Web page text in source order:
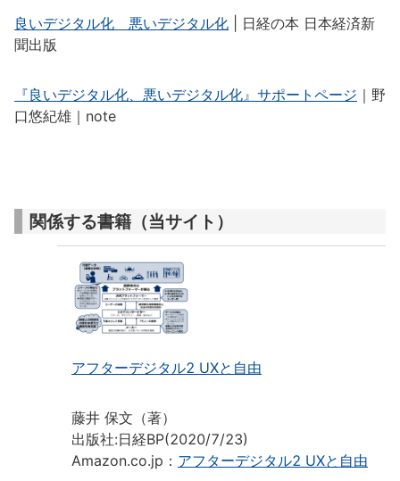
良いデジタル化 悪いデジタル化 | 日経の本 日本経済新
聞出版
『良いデジタル化、悪いデジタル化』サポートページ ｜野
口悠紀雄｜note
関係する書籍（当サイト）
アフターデジタル2 UXと自由
藤井 保文（著）
出版社:日経BP(2020/7/23)
Amazon.co.jp： アフターデジタル2 UXと自由